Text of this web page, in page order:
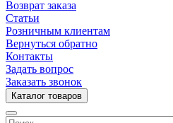
Возврат заказа
Статьи
Розничным клиентам
Вернуться обратно
Контакты
Задать вопрос
Заказать звонок
Каталог товаров